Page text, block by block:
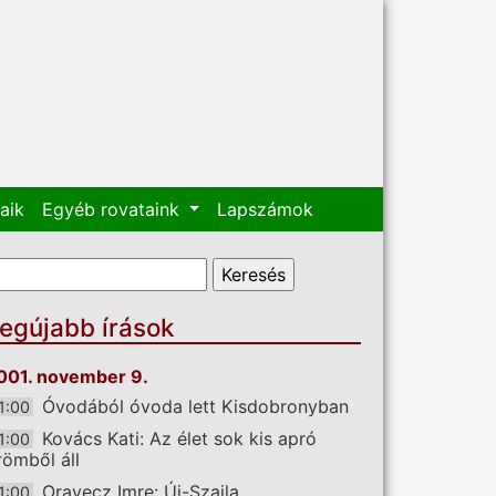
Egyéb rovataink Lapszámok
űrlap
írások
november 9.
Óvodából óvoda lett Kisdobronyban
Kovács Kati: Az élet sok kis apró
áll